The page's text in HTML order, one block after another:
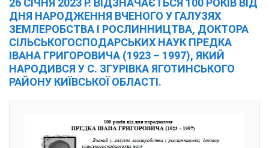
26 СІЧНЯ 2023 Р. ВІДЗНАЧАЄТЬСЯ 100 РОКІВ ВІД
ДНЯ НАРОДЖЕННЯ ВЧЕНОГО У ГАЛУЗЯХ
ЗЕМЛЕРОБСТВА І РОСЛИННИЦТВА, ДОКТОРА
СІЛЬСЬКОГОСПОДАРСЬКИХ НАУК ПРЕДКА
ІВАНА ГРИГОРОВИЧА (1923 – 1997), ЯКИЙ
НАРОДИВСЯ У С. ЗГУРІВКА ЯГОТИНСЬКОГО
РАЙОНУ КИЇВСЬКОЇ ОБЛАСТІ.